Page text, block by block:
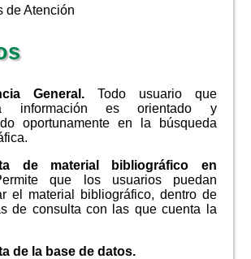
de Atención
General. Todo usuario que
información es orientado y
oportunamente en la búsqueda
de material bibliográfico en
que los usuarios puedan
el material bibliográfico, dentro de
de consulta con las que cuenta la
de la base de datos.